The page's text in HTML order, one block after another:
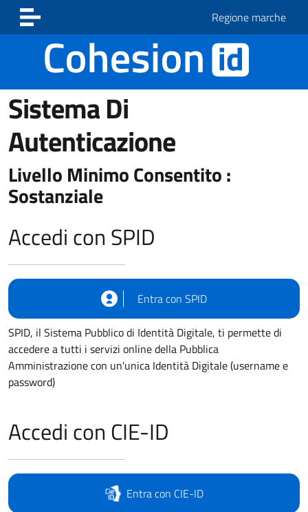
Vai ai contenuti
Vai al footer
Regione marche
Sistema Di
Autenticazione
Livello Minimo Consentito :
Sostanziale
Accedi con SPID
Entra con SPID
SPID, il Sistema Pubblico di Identità Digitale, ti permette di
accedere a tutti i servizi online della Pubblica
Amministrazione con un'unica Identità Digitale (username e
password)
Accedi con CIE-ID
Entra con CIE-ID